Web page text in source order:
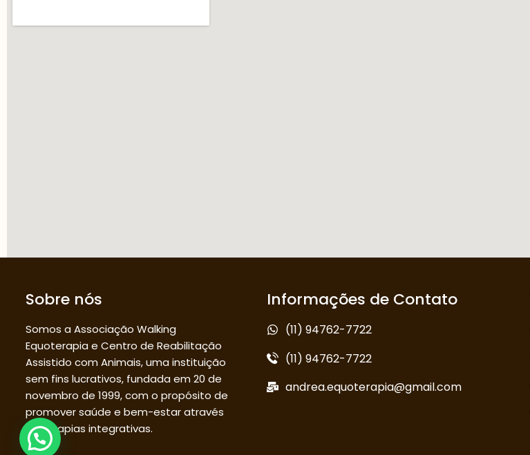
Sobre nós
Somos a Associação Walking
Equoterapia e Centro de Reabilitação
Assistido com Animais, uma instituição
sem fins lucrativos, fundada em 20 de
novembro de 1999, com o propósito de
promover saúde e bem-estar através
de terapias integrativas.
Informações de Contato
(11) 94762-7722
(11) 94762-7722
andrea.equoterapia@gmail.com